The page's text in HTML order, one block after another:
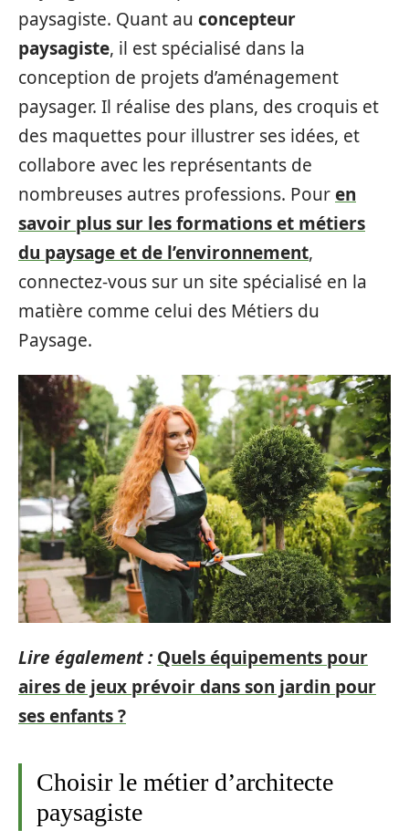
paysagiste. Quant au concepteur
paysagiste, il est spécialisé dans la
conception de projets d’aménagement
paysager. Il réalise des plans, des croquis et
des maquettes pour illustrer ses idées, et
collabore avec les représentants de
nombreuses autres professions. Pouren
savoir plus sur les formations et métiers
du paysage et de l’environnement,
connectez-vous sur un site spécialisé en la
matière comme celui des Métiers du
Paysage.
Lire également : Quels équipements pour
aires de jeux prévoir dans son jardin pour
ses enfants ?
Choisir le métier d’architecte
paysagiste